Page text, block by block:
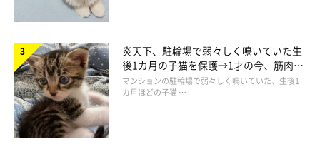
炎天下、駐輪場で弱々しく鳴いていた生
後1カ月の子猫を保護→1才の今、筋肉質
でツンデレなコに成長
マンションの駐輪場で弱々しく鳴いていた、生後1
カ月ほどの子猫 …